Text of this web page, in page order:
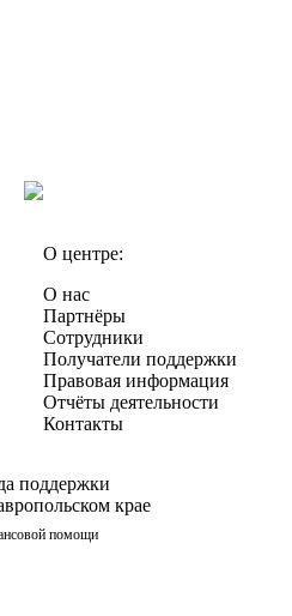
О центре:
О нас
Партнёры
Сотрудники
Получатели поддержки
Правовая информация
Отчёты деятельности
Контакты
поддержки
крае
помощи